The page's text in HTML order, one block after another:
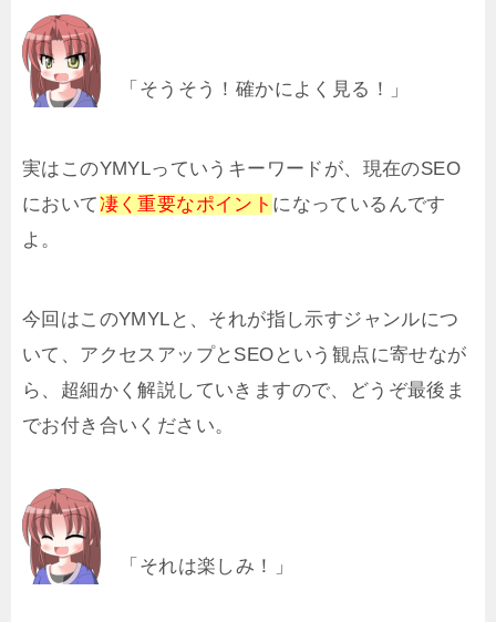
「そうそう！確かによく見る！」
実はこのYMYLっていうキーワードが、現在のSEO
において凄く重要なポイント になっているんです
よ。
今回はこのYMYLと、それが指し示すジャンルにつ
いて、アクセスアップとSEOという観点に寄せなが
ら、超細かく解説していきますので、どうぞ最後ま
でお付き合いください。
「それは楽しみ！」